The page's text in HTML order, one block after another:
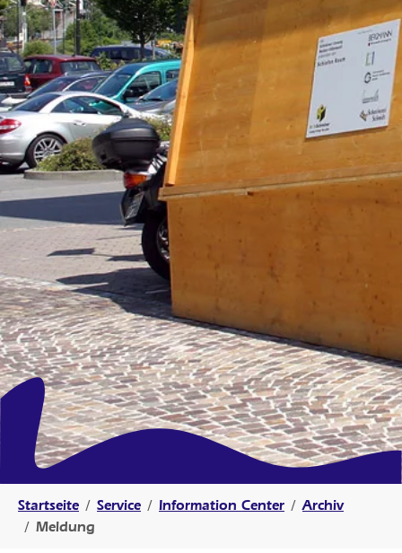
Startseite Service Information Center
Archiv
Meldung